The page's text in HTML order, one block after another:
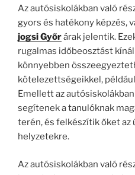
Az autósiskolákban való
gyors és hatékony képzés,
jogsi Győrárak jelentik.
rugalmas időbeosztást
könnyebben
kötelezettségeikkel,
Emellett az
segítenek a tanulóknak
terén, és felkészítik őket
helyzetekre.
Az autósiskolákban való